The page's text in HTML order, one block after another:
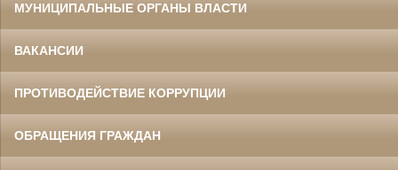
МУНИЦИПАЛЬНЫЕ ОРГАНЫ ВЛАСТИ
ВАКАНСИИ
ПРОТИВОДЕЙСТВИЕ КОРРУПЦИИ
ОБРАЩЕНИЯ ГРАЖДАН